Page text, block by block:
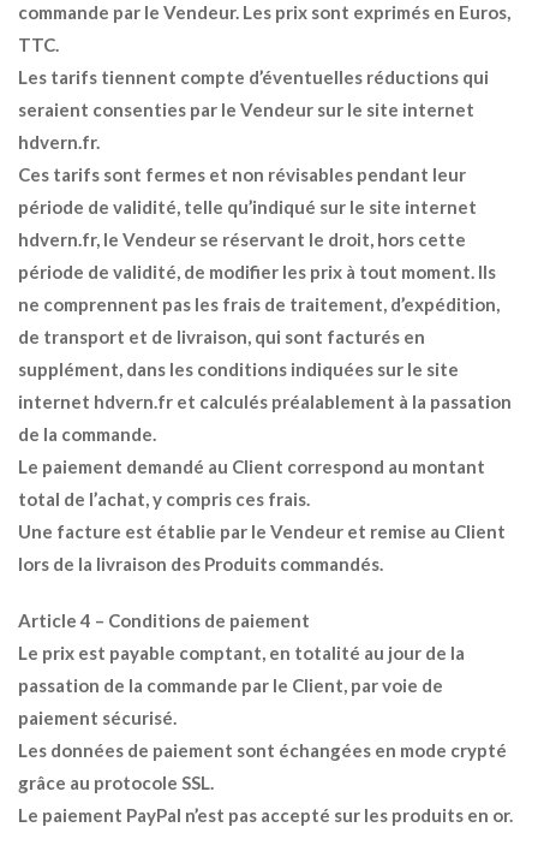
commande par le Vendeur. Les prix sont exprimés en Euros,
TTC.
Les tarifs tiennent compte d’éventuelles réductions qui
seraient consenties par le Vendeur sur le site internet
hdvern.fr.
Ces tarifs sont fermes et non révisables pendant leur
période de validité, telle qu’indiqué sur le site internet
hdvern.fr, le Vendeur se réservant le droit, hors cette
période de validité, de modifier les prix à tout moment. Ils
ne comprennent pas les frais de traitement, d’expédition,
de transport et de livraison, qui sont facturés en
supplément, dans les conditions indiquées sur le site
internet hdvern.fr et calculés préalablement à la passation
de la commande.
Le paiement demandé au Client correspond au montant
total de l’achat, y compris ces frais.
Une facture est établie par le Vendeur et remise au Client
lors de la livraison des Produits commandés.
Article 4 – Conditions de paiement
Le prix est payable comptant, en totalité au jour de la
passation de la commande par le Client, par voie de
paiement sécurisé.
Les données de paiement sont échangées en mode crypté
grâce au protocole SSL.
Le paiement PayPal n’est pas accepté sur les produits en or.